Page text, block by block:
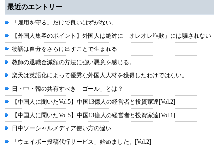
最近のエントリー
「雇用を守る」だけで良いはずがない。
【外国人集客のポイント】外国人は絶対に「オレオレ詐欺」には騙されない
物語は自分をさらけ出すことで生まれる
教師の退職金減額の方法に強い悪意を感じる。
楽天は英語化によって優秀な外国人人材を獲得したわけではない。
日・中・韓の共有すべき「ゴール」とは？
【中国人に聞いたVol.5】中国13億人の経営者と投資家達[Vol.2]
【中国人に聞いたVol.5】中国13億人の経営者と投資家達[Vol.1]
日中ソーシャルメディア使い方の違い
「ウェイボー投稿代行サービス」始めました。[Vol.2]